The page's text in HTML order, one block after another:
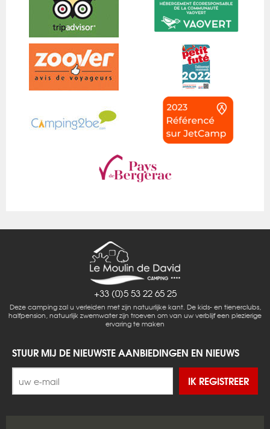
+33 (0)5 53 22 65 25
Deze camping zal u verleiden met zijn natuurlijke kant. De kids- en tienerclubs,
halfpension, natuurlijk zwemwater zijn troeven om van uw verblijf een plezierige
ervaring te maken
STUUR MIJ DE NIEUWSTE AANBIEDINGEN EN NIEUWS
IK REGISTREER